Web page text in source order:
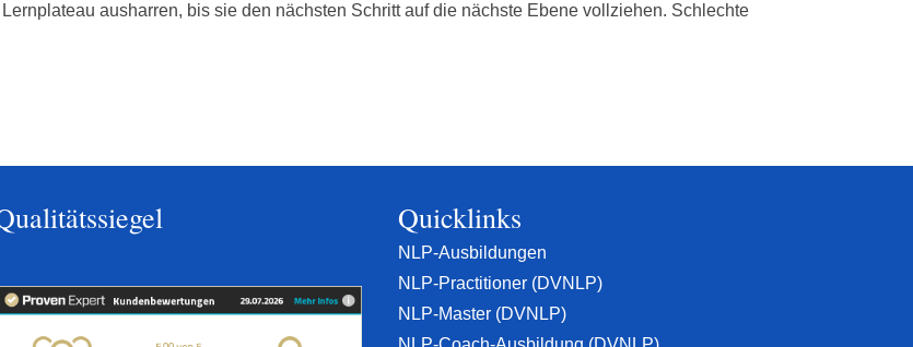
ausharren, bis sie den nächsten Schritt auf die nächste Ebene vollziehen. Schlechte
Quicklinks
NLP-Ausbildungen
NLP-Practitioner (DVNLP)
NLP-Master (DVNLP)